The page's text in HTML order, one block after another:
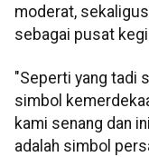
moderat,
sebagai pusat
"Seperti yang tadi
simbol
kami senang dan
adalah simbol